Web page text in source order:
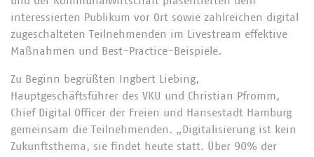
interessierten Publikum vor Ort sowie zahlreichen digital
zugeschalteten Teilnehmenden im Livestream effektive
Maßnahmen und Best-Practice-Beispiele.
Zu Beginn begrüßten Ingbert Liebing,
Hauptgeschäftsführer des VKU und Christian Pfromm,
Chief Digital Officer der Freien und Hansestadt Hamburg
gemeinsam die Teilnehmenden. „Digitalisierung ist kein
Zukunftsthema, sie findet heute statt. Über 90% der